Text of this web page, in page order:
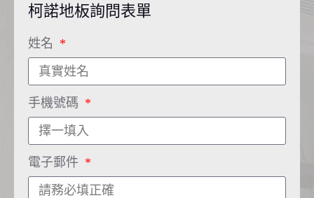
柯諾地板詢問表單
姓名
手機號碼
電子郵件